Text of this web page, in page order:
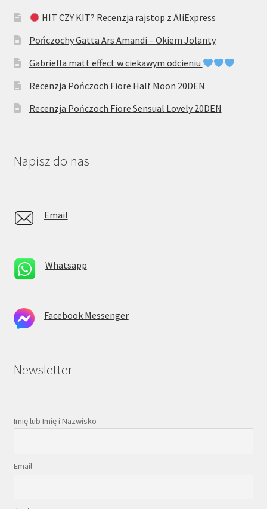
HIT CZY KIT? Recenzja rajstop z AliExpress
Pończochy Gatta Ars Amandi – Okiem Jolanty
Gabriella matt effect w ciekawym odcieniu
Recenzja Pończoch Fiore Half Moon 20DEN
Recenzja Pończoch Fiore Sensual Lovely 20DEN
Napisz do nas
Email
Whatsapp
Facebook Messenger
Newsletter
Imię lub Imię i Nazwisko
Email